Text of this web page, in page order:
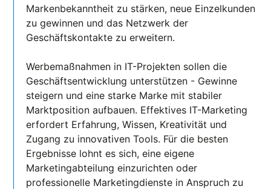
Markenbekanntheit zu stärken, neue Einzelkunden
zu gewinnen und das Netzwerk der
Geschäftskontakte zu erweitern.
Werbemaßnahmen in IT-Projekten sollen die
Geschäftsentwicklung unterstützen - Gewinne
steigern und eine starke Marke mit stabiler
Marktposition aufbauen. Effektives IT-Marketing
erfordert Erfahrung, Wissen, Kreativität und
Zugang zu innovativen Tools. Für die besten
Ergebnisse lohnt es sich, eine eigene
Marketingabteilung einzurichten oder
professionelle Marketingdienste in Anspruch zu